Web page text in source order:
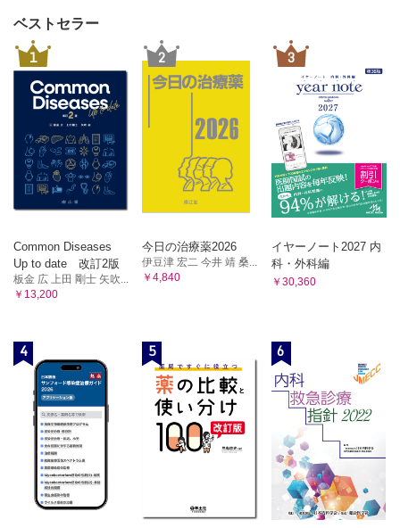
ベストセラー
1
Common Diseases
Up to date 改訂2版
板金 広 上田 剛士 矢吹...
￥13,200
2
今日の治療薬2026
伊豆津 宏二 今井 靖 桑...
￥4,840
3
イヤーノート2027 内
科・外科編
￥30,360
4 5 6